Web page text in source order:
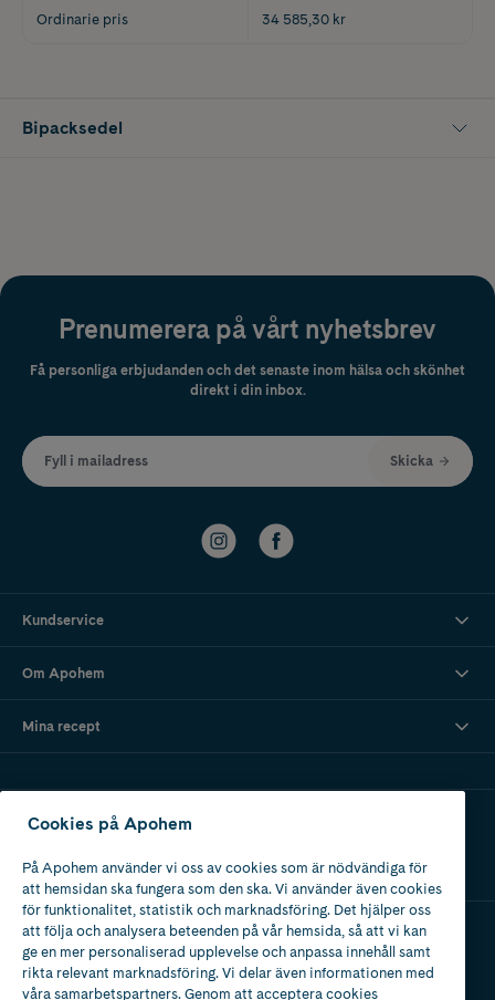
Ordinarie pris 34 585,30 kr
Bipacksedel
Prenumerera på vårt nyhetsbrev
Få personliga erbjudanden och det senaste inom hälsa och skönhet
direkt i din inbox.
Fyll i mailadress Skicka
Kundservice
Om Apohem
Mina recept
Ladda ner vår app
Apotek med tillstånd
av Läkemedelsverket
Cookies på Apohem
På Apohem använder vi oss av cookies som är nödvändiga för
att hemsidan ska fungera som den ska. Vi använder även cookies
för funktionalitet, statistik och marknadsföring. Det hjälper oss
att följa och analysera beteenden på vår hemsida, så att vi kan
ge en mer personaliserad upplevelse och anpassa innehåll samt
rikta relevant marknadsföring. Vi delar även informationen med
våra samarbetspartners. Genom att acceptera cookies